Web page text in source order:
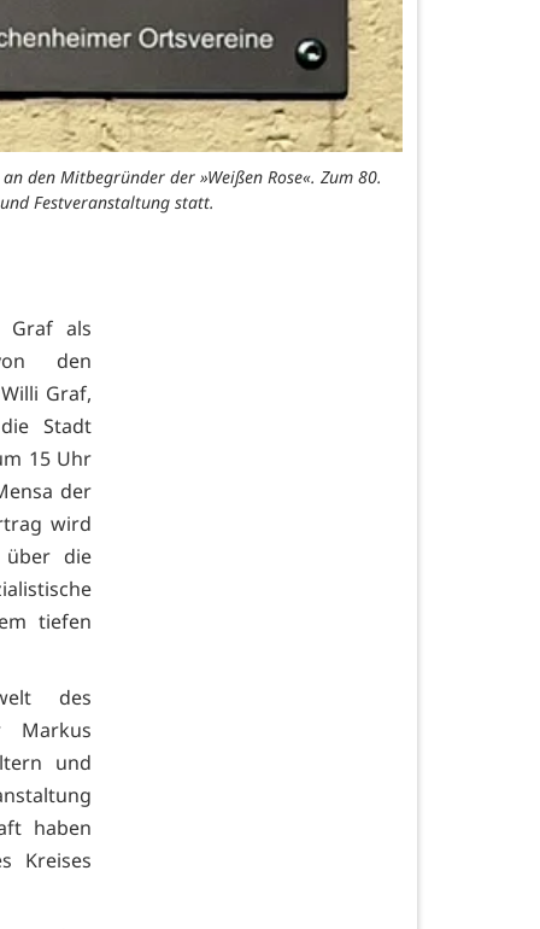
den Mitbegründer der »Weißen Rose«. Zum 80.
Festveranstaltung statt.
Graf als
den
Graf,
Stadt
15 Uhr
der
wird
über die
tiefen
des
Markus
und
haben
Kreises